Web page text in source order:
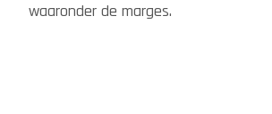
waaronder de marges.